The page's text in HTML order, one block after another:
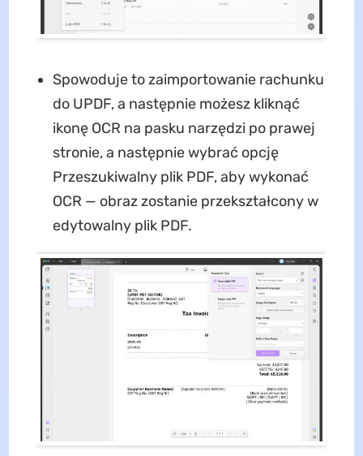
Spowoduje to zaimportowanie rachunku
do UPDF, a następnie możesz kliknąć
ikonę OCR na pasku narzędzi po prawej
stronie, a następnie wybrać opcję
Przeszukiwalny plik PDF, aby wykonać
OCR — obraz zostanie przekształcony w
edytowalny plik PDF.